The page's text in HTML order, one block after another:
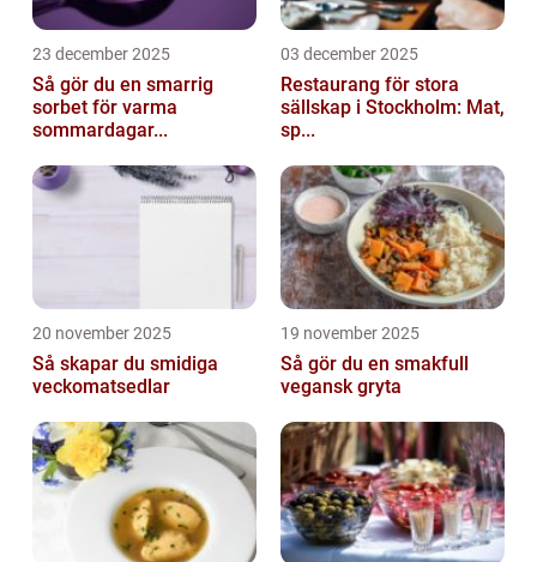
23 december 2025
Så gör du en smarrig
sorbet för varma
sommardagar...
03 december 2025
Restaurang för stora
sällskap i Stockholm: Mat,
sp...
20 november 2025
Så skapar du smidiga
veckomatsedlar
19 november 2025
Så gör du en smakfull
vegansk gryta